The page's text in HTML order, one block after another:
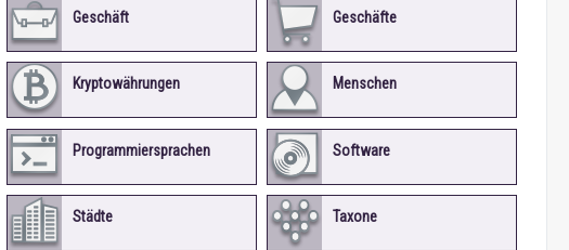
Geschäft Geschäfte
Kryptowährungen Menschen
Programmiersprachen Software
Städte Taxone